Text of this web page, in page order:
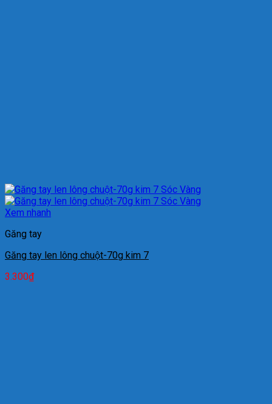
Xem nhanh
Găng tay
Găng tay len lông chuột-70g kim 7
3.300₫